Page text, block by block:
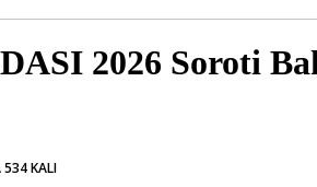
2026 Soroti
534 KALI